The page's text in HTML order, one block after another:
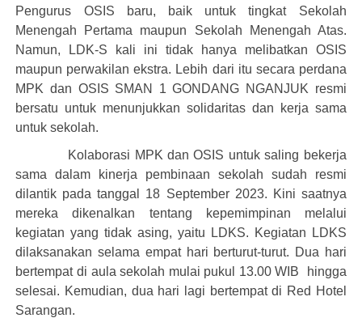
Pengurus OSIS baru, baik untuk tingkat Sekolah
Menengah Pertama maupun Sekolah Menengah Atas.
Namun, LDK-S kali ini tidak hanya melibatkan OSIS
maupun perwakilan ekstra. Lebih dari itu secara perdana
MPK dan OSIS SMAN 1 GONDANG NGANJUK resmi
bersatu untuk menunjukkan solidaritas dan kerja sama
untuk sekolah.
Kolaborasi MPK dan OSIS untuk saling bekerja
sama dalam kinerja pembinaan sekolah sudah resmi
dilantik pada tanggal 18 September 2023. Kini saatnya
mereka dikenalkan tentang kepemimpinan melalui
kegiatan yang tidak asing, yaitu LDKS. Kegiatan LDKS
dilaksanakan selama empat hari berturut-turut. Dua hari
bertempat di aula sekolah mulai pukul 13.00 WIB hingga
selesai. Kemudian, dua hari lagi bertempat di Red Hotel
Sarangan.